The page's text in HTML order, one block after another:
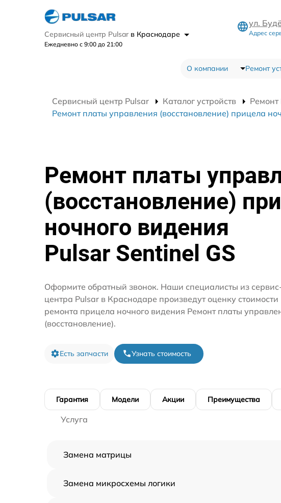
Сервисный центр Pulsar в Краснодаре
Ежедневно с 9:00 до 21:00
ул.
Адрес
О компании Ремонт
Сервисный центр Pulsar Каталог устройств
Ремонт платы управления (восстановление) прицела
Ремонт платы
(восстановление)
ночного видения
Pulsar Sentinel GS
Оформите обратный звонок. Наши специалисты из
центра Pulsar в Краснодаре произведут оценку стоимости
ремонта прицела ночного видения Ремонт платы
(восстановление).
Есть запчасти Узнать стоимость
Гарантия Модели Акции Преимущества
Услуга
Замена матрицы
Замена микросхемы логики